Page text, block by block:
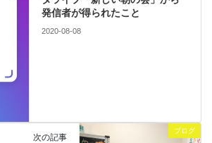
発信者が得られたこと
2020-08-08
ブログ
次の記事